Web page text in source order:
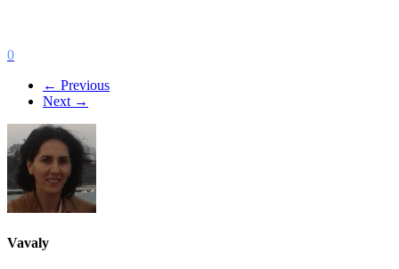
0
← Previous
Next →
Vavaly